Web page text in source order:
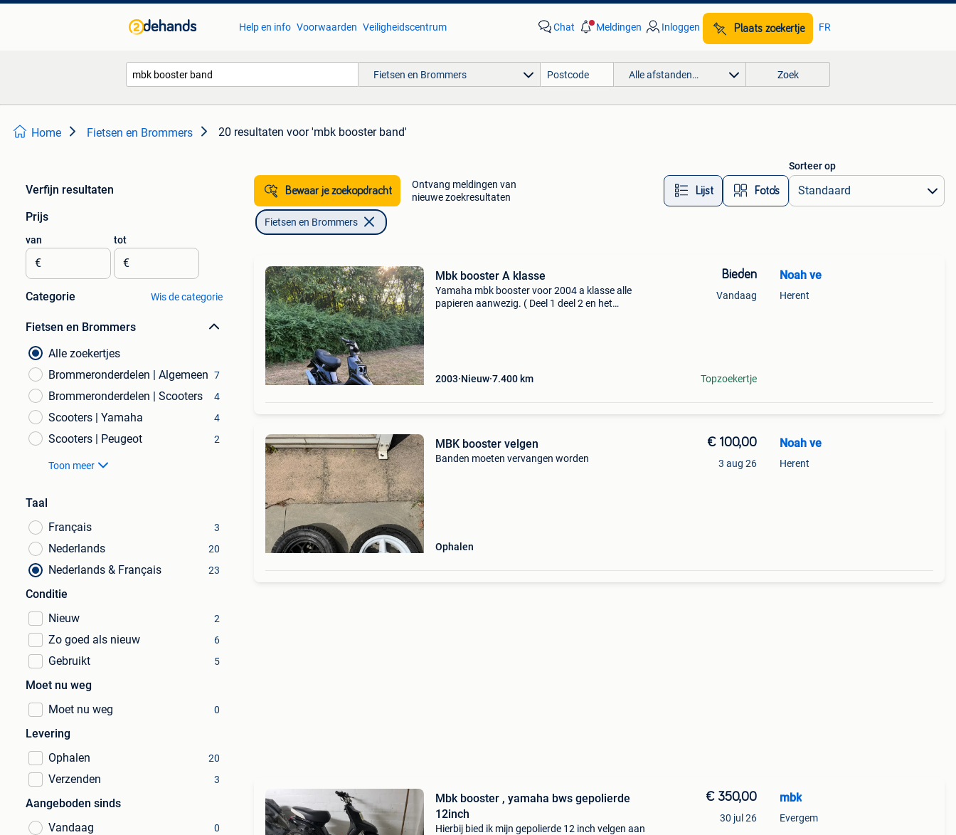
Help en info Voorwaarden Veiligheidscentrum Chat Meldingen Inloggen Plaats zoekertje FR
Fietsen en Brommers Alle afstanden… Zoek
Home Fietsen en Brommers 20 resultaten voor 'mbk booster band'
Verfijn resultaten
Prijs
van
€
tot
€
Categorie Wis de categorie
Fietsen en Brommers
Alle zoekertjes
Brommeronderdelen | Algemeen 7
Brommeronderdelen | Scooters 4
Scooters | Yamaha 4
Scooters | Peugeot 2
Toon meer
Taal
Français
3
Nederlands 20
Nederlands & Français 23
Conditie
Nieuw
2
Zo goed als nieuw 6
Gebruikt 5
Moet nu weg
Moet nu weg
0
Levering
Ophalen
20
Verzenden 3
Aangeboden sinds
Vandaag
0
Bewaar je zoekopdracht
Ontvang meldingen van
nieuwe zoekresultaten
Lijst Foto’s
Sorteer op
Fietsen en Brommers
Mbk booster A klasse
Yamaha mbk booster voor 2004 a klasse alle
papieren aanwezig. ( Deel 1 deel 2 en het
2003 Nieuw 7.400 km
Bieden
Vandaag
Topzoekertje
Noah ve
Herent
MBK booster velgen
Banden moeten vervangen worden
Ophalen
€ 100,00
3 aug 26
Noah ve
Herent
Mbk booster , yamaha bws gepolierde
12inch
Hierbij bied ik mijn gepolierde 12 inch velgen aan
€ 350,00
30 jul 26
mbk
Evergem